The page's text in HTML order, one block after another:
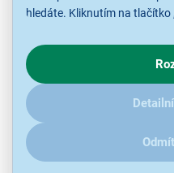
hledáte. Kliknutím na tlačítko
chování na webu pro
zajímají detaily, jak u nás s
kliknětesem.
319 Kč